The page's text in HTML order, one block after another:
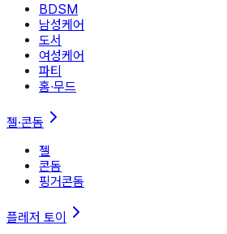
BDSM
남성케어
도서
여성케어
파티
홈∙무드
젤·콘돔
젤
콘돔
핑거콘돔
플레저 토이